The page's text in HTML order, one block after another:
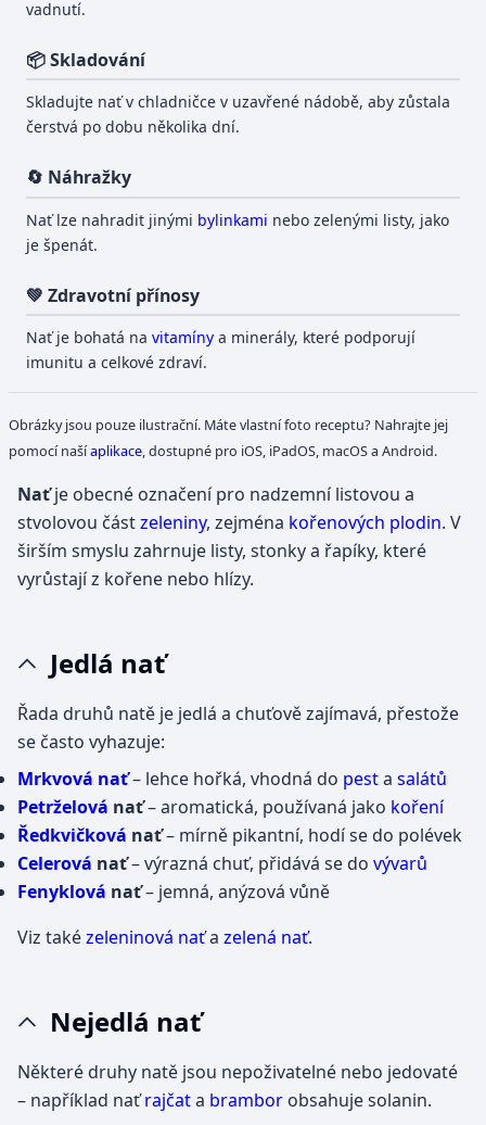
vadnutí.
📦 Skladování
Skladujte nať v chladničce v uzavřené nádobě, aby zůstala
čerstvá po dobu několika dní.
🔄 Náhražky
Nať lze nahradit jinými bylinkami nebo zelenými listy, jako
je špenát.
💚 Zdravotní přínosy
Nať je bohatá navitamíny a minerály, které podporují
imunitu a celkové zdraví.
Obrázky jsou pouze ilustrační. Máte vlastní foto receptu? Nahrajte jej
pomocí našíaplikace , dostupné pro iOS, iPadOS, macOS a Android.
Naťje obecné označení pro nadzemní listovou a
stvolovou částzeleniny, zejména kořenových plodin. V
širším smyslu zahrnuje listy, stonky a řapíky, které
vyrůstají z kořene nebo hlízy.
Jedlá nať
Řada druhů natě je jedlá a chuťově zajímavá, přestože
se často vyhazuje:
Mrkvová nať– lehce hořká, vhodná do pesta salátů
Petrželová nať– aromatická, používaná jako koření
Ředkvičková nať– mírně pikantní, hodí se do polévek
Celerová nať– výrazná chuť, přidává se do vývarů
Fenyklová nať– jemná, anýzová vůně
Viz takézeleninová naťa zelená nať.
Nejedlá nať
Některé druhy natě jsou nepoživatelné nebo jedovaté
– například naťrajčata brambor obsahuje solanin.